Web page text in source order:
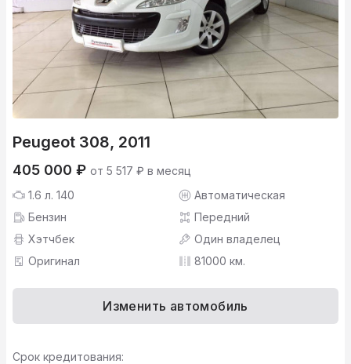
Peugeot 308, 2011
405 000 ₽ от 5 517 ₽ в месяц
1.6 л. 140
Автоматическая
Бензин
Передний
Хэтчбек
Один владелец
Оригинал
81000 км.
Изменить автомобиль
Срок кредитования: